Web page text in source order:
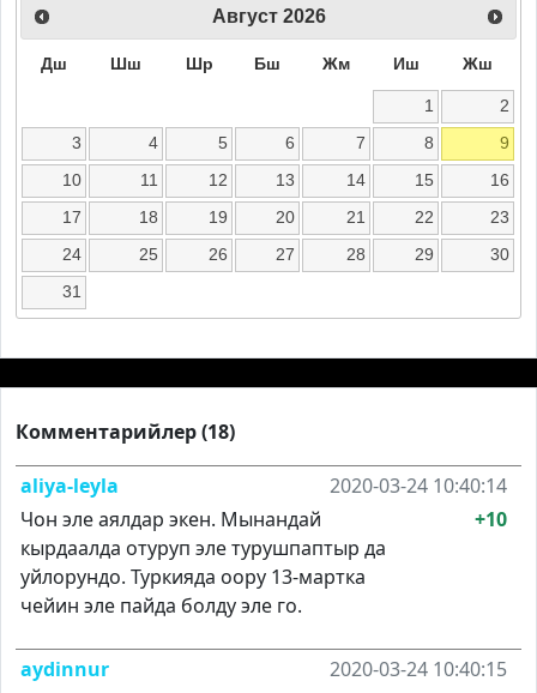
Август 2026
Дш Шш Шр Бш Жм Иш Жш
1
2
3
4 5 6 7 8
9
10
11 12 13 14 15
16
17
18 19 20 21 22
23
24
25 26 27 28 29
30
31
Комментарийлер (18)
aliya-leyla
2020-03-24 10:40:14
Чон эле аялдар экен. Мынандай
кырдаалда отуруп эле турушпаптыр да
уйлорундо. Туркияда оору 13-мартка
чейин эле пайда болду эле го.
+10
aydinnur
2020-03-24 10:40:15